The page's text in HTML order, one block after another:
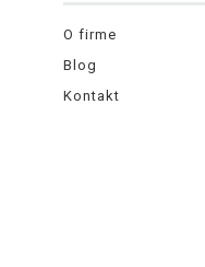
O firme
Blog
Kontakt